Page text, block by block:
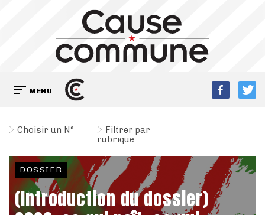
MENU
Choisir un N°
Filtrer par
rubrique
DOSSIER
(Introduction du dossier)